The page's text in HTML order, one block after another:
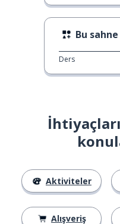
Bu sahne
Ders
Aktiviteler
Alışveriş